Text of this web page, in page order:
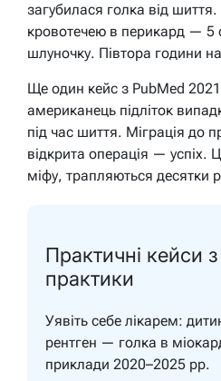
загубилася голка від
кровотечею в перикард — 5
шлуночку. Півтора години
Ще один кейс з PubMed
американець підліток
під час шиття. Міграція до
відкрита операція — успіх.
міфу, трапляються десятки
Практичні кейси
практики
Уявіть себе лікарем:
рентген — голка в
приклади 2020–2025 рр.